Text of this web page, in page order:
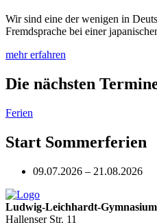
Wir sind eine der wenigen in
Fremdsprache bei einer
mehr erfahren
Die nächsten
Ferien
Start Sommerferien
09.07.2026 – 21.08.2026
Ludwig-Leichhardt-Gymnasium
Hallenser Str. 11